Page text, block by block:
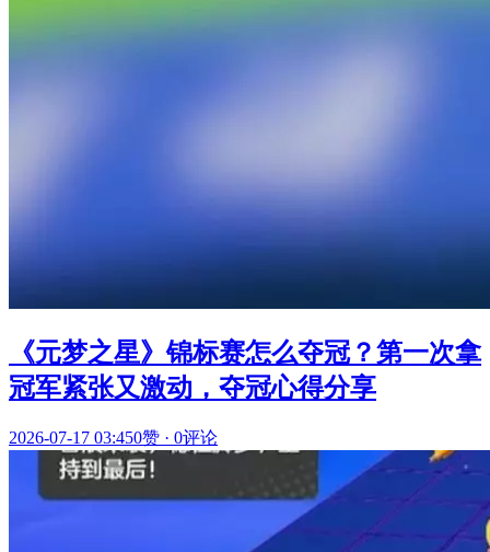
《元梦之星》锦标赛怎么夺冠？第一次拿
冠军紧张又激动，夺冠心得分享
2026-07-17 03:450赞 · 0评论